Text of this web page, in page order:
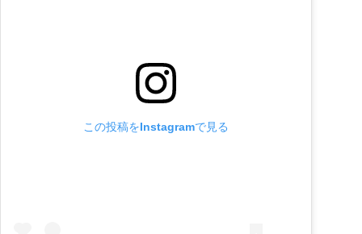
この投稿をInstagramで見る